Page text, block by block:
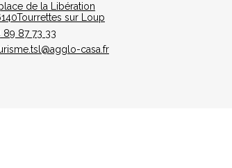
de la Libération
sur Loup
89 87 73 33
casa.fr